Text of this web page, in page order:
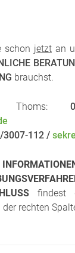
schon jetzt an
brauchst.
Thoms:
3007-112 /
findest
rechten